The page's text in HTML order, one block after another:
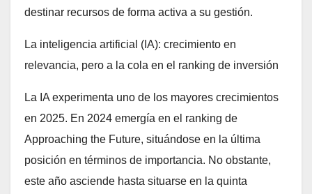
destinar recursos de forma activa a su gestión.
La inteligencia artificial (IA): crecimiento en
relevancia, pero a la cola en el ranking de inversión
La IA experimenta uno de los mayores crecimientos
en 2025. En 2024 emergía en el ranking de
Approaching the Future, situándose en la última
posición en términos de importancia. No obstante,
este año asciende hasta situarse en la quinta